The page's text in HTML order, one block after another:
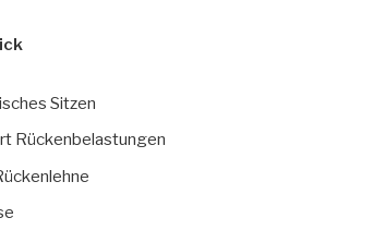
Sitzen
Rückenbelastungen